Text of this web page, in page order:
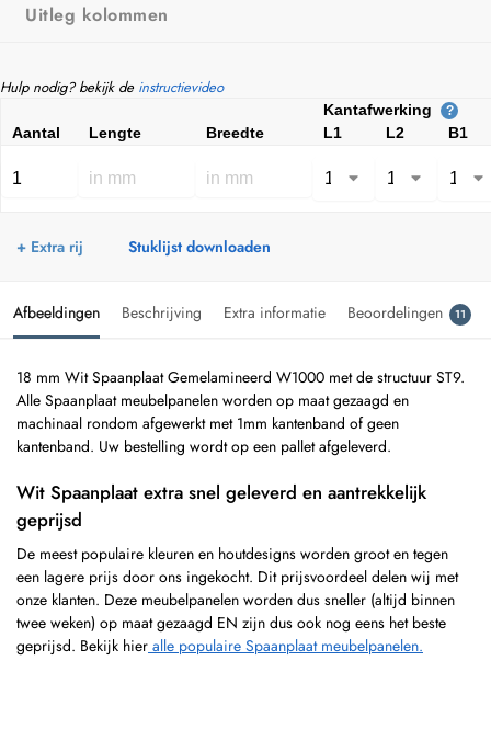
Uitleg kolommen
Hulp nodig? bekijk de instructievideo
Kantafwerking ?
Aantal Lengte Breedte L1 L2 B1
+ Extra rij Stuklijst downloaden
Afbeeldingen Beschrijving Extra informatie Beoordelingen 11
18 mm Wit Spaanplaat Gemelamineerd W1000 met de structuur ST9.
Alle Spaanplaat meubelpanelen worden op maat gezaagd en
machinaal rondom afgewerkt met 1mm kantenband of geen
kantenband. Uw bestelling wordt op een pallet afgeleverd.
Wit Spaanplaat extra snel geleverd en aantrekkelijk
geprijsd
De meest populaire kleuren en houtdesigns worden groot en tegen
een lagere prijs door ons ingekocht. Dit prijsvoordeel delen wij met
onze klanten. Deze meubelpanelen worden dus sneller (altijd binnen
twee weken) op maat gezaagd EN zijn dus ook nog eens het beste
geprijsd. Bekijk hier alle populaire Spaanplaat meubelpanelen.